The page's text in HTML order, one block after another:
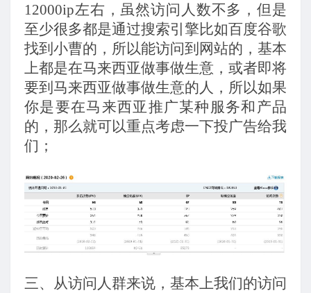
12000ip左右，虽然访问人数不多，但是
至少很多都是通过搜索引擎比如百度谷歌
找到小曹的，所以能访问到网站的，基本
上都是在马来西亚做事做生意，或者即将
要到马来西亚做事做生意的人，所以如果
你是要在马来西亚推广某种服务和产品
的，那么就可以重点考虑一下投广告给我
们；
三、从访问人群来说，基本上我们的访问